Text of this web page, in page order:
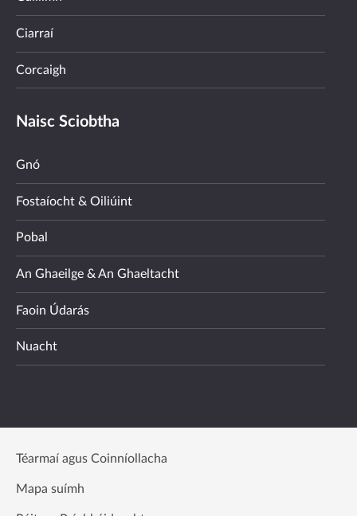
Ciarraí
Corcaigh
Naisc Sciobtha
Gnó
Fostaíocht & Oiliúint
Pobal
An Ghaeilge & An Ghaeltacht
Faoin Údarás
Nuacht
Téarmaí agus Coinníollacha
Mapa suímh